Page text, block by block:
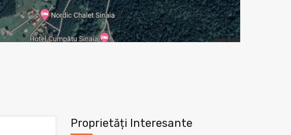
Proprietăți Interesante